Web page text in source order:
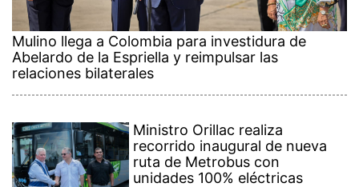
Mulino llega a Colombia para investidura de
Abelardo de la Espriella y reimpulsar las
relaciones bilaterales
Ministro Orillac realiza
recorrido inaugural de nueva
ruta de Metrobus con
unidades 100% eléctricas